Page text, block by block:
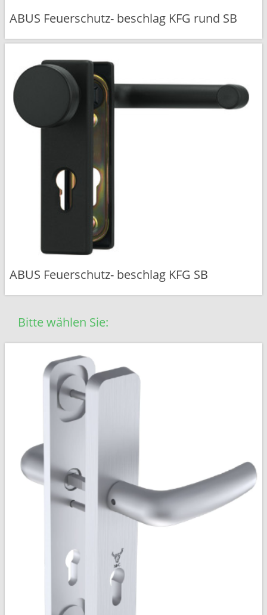
ABUS Feuerschutz- beschlag KFG rund SB
ABUS Feuerschutz- beschlag KFG SB
Bitte wählen Sie: